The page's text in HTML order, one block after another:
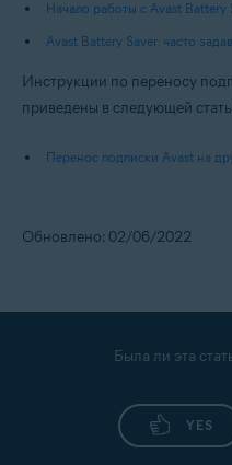
Начало работы с Avast Battery
Avast Battery Saver: часто
Инструкции по переносу
приведены в следующей
Перенос подписки Avast на
Обновлено: 02/06/2022
Была ли эта
YES